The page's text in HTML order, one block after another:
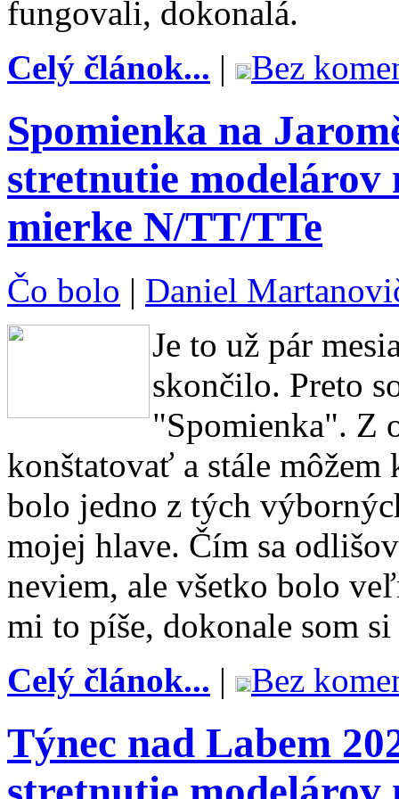
fungovali, dokonalá.
Celý článok... | Bez
Spomienka na
stretnutie modelárov
mierke N/TT/TTe
Čo bolo | Daniel
Je to už pár
skončilo. Preto
"Spomienka". Z
konštatovať a stále
bolo jedno z tých
mojej hlave. Čím sa
neviem, ale všetko bolo
mi to píše, dokonale som
Celý článok... | Bez
Týnec nad Labem